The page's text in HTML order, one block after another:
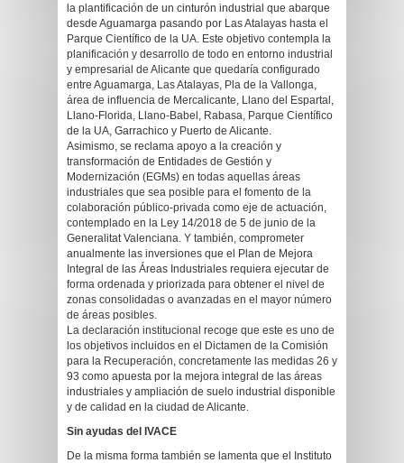
la plantificación de un cinturón industrial que abarque
desde Aguamarga pasando por Las Atalayas hasta el
Parque Científico de la UA. Este objetivo contempla la
planificación y desarrollo de todo en entorno industrial
y empresarial de Alicante que quedaría configurado
entre Aguamarga, Las Atalayas, Pla de la Vallonga,
área de influencia de Mercalicante, Llano del Espartal,
Llano-Florida, Llano-Babel, Rabasa, Parque Científico
de la UA, Garrachico y Puerto de Alicante.
Asimismo, se reclama apoyo a la creación y
transformación de Entidades de Gestión y
Modernización (EGMs) en todas aquellas áreas
industriales que sea posible para el fomento de la
colaboración público-privada como eje de actuación,
contemplado en la Ley 14/2018 de 5 de junio de la
Generalitat Valenciana. Y también, comprometer
anualmente las inversiones que el Plan de Mejora
Integral de las Áreas Industriales requiera ejecutar de
forma ordenada y priorizada para obtener el nivel de
zonas consolidadas o avanzadas en el mayor número
de áreas posibles.
La declaración institucional recoge que este es uno de
los objetivos incluidos en el Dictamen de la Comisión
para la Recuperación, concretamente las medidas 26 y
93 como apuesta por la mejora integral de las áreas
industriales y ampliación de suelo industrial disponible
y de calidad en la ciudad de Alicante.
Sin ayudas del IVACE
De la misma forma también se lamenta que el Instituto